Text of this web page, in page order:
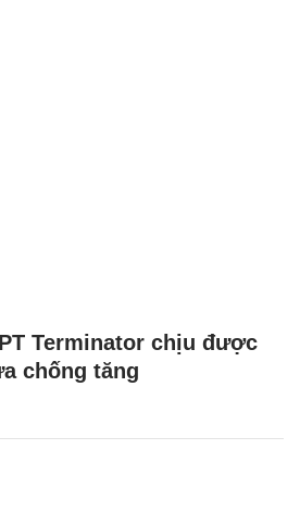
Terminator chịu được
chống tăng